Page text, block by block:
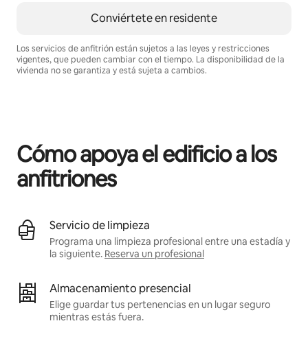
Conviértete en residente
Los servicios de anfitrión están sujetos a las leyes y restricciones
vigentes, que pueden cambiar con el tiempo. La disponibilidad de la
vivienda no se garantiza y está sujeta a cambios.
Cómo apoya el edificio a los
anfitriones
Servicio de limpieza
Programa una limpieza profesional entre una estadía y
la siguiente. Reserva un profesional
Almacenamiento presencial
Elige guardar tus pertenencias en un lugar seguro
mientras estás fuera.